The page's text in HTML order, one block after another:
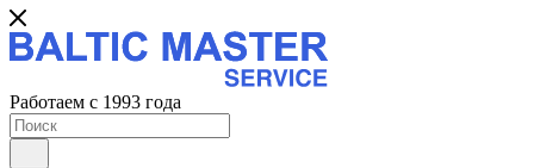
Работаем с 1993 года